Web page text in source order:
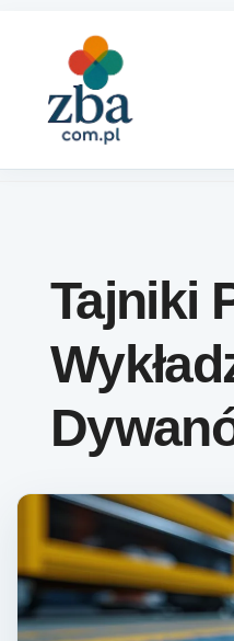
Tajniki